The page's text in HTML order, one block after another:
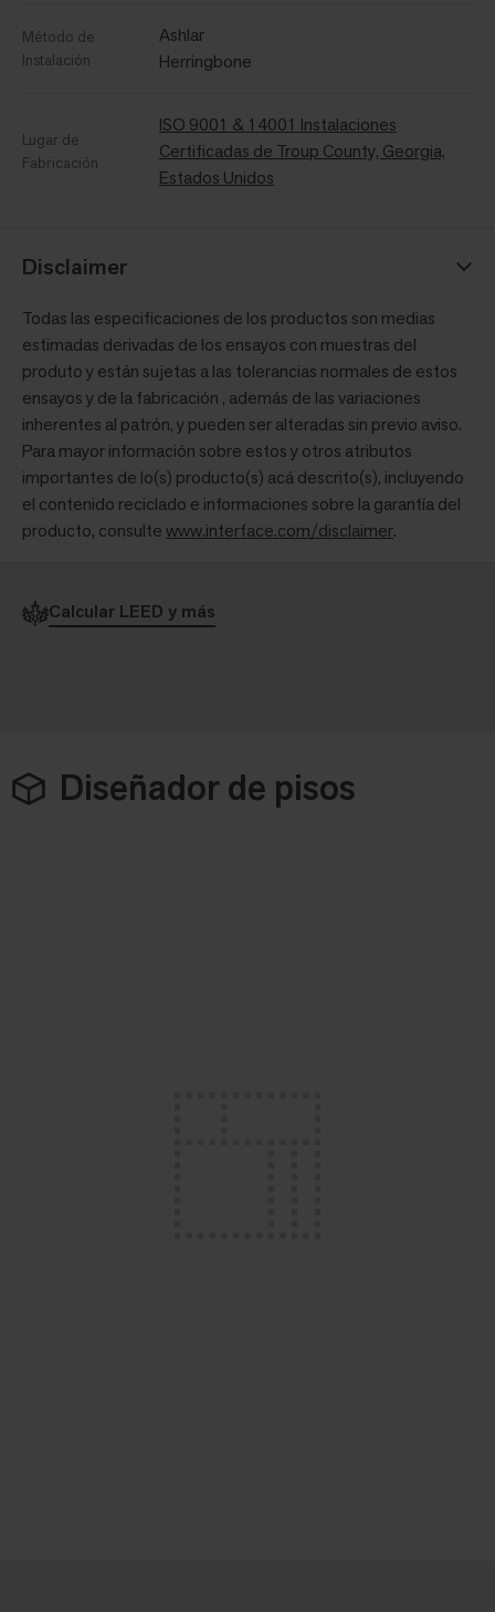
Método de
Instalación
Ashlar
Herringbone
Lugar de
Fabricación
ISO 9001 & 14001 Instalaciones
Certificadas de Troup County, Georgia,
Estados Unidos
Disclaimer
Todas las especificaciones de los productos son medias
estimadas derivadas de los ensayos con muestras del
produto y están sujetas a las tolerancias normales de estos
ensayos y de la fabricación , además de las variaciones
inherentes al patrón, y pueden ser alteradas sin previo aviso.
Para mayor información sobre estos y otros atributos
importantes de lo(s) producto(s) acá descrito(s), incluyendo
el contenido reciclado e informaciones sobre la garantía del
producto, consultewww.interface.com/disclaimer.
Calcular LEED y más
Diseñador de pisos